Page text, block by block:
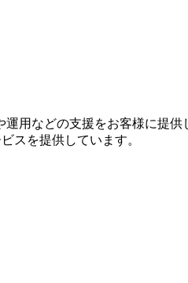
用などの支援をお客様に提供
スを提供しています。